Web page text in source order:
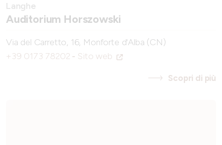
Langhe
Auditorium Horszowski
Via del Carretto, 16, Monforte d'Alba (CN)
+39 0173 78202 - Sito web
Scopri di più